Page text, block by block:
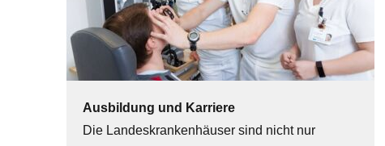
Ausbildung und Karriere
Die Landeskrankenhäuser sind nicht nur